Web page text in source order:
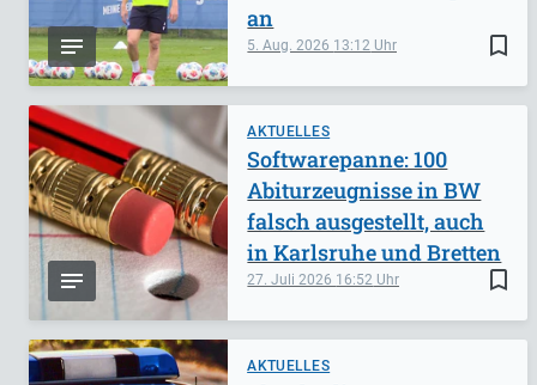
bookmark_border
5. Aug. 2026 13:12
an
AKTUELLES
bookmark_border
27. Juli 2026 16:52
Softwarepanne: 100
Abiturzeugnisse in BW
falsch ausgestellt, auch
in Karlsruhe und Bretten
AKTUELLES